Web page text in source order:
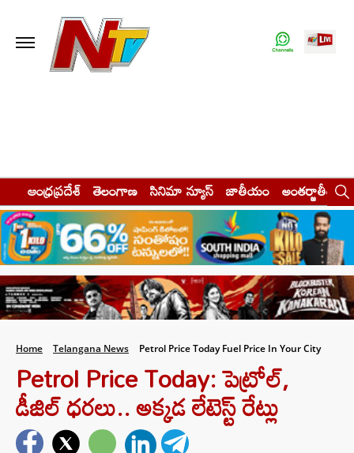
ఆంధ్రప్రదేశ్ తెలంగాణ సినిమా న్యూస్ జాతీయం అంతర్జాతీయం
Home Telangana News Petrol Price Today Fuel Price In Your City
Petrol Price Today: పెట్రోల్,
డీజిల్ ధరలు.. అక్కడ లేటెస్ట్ రేట్లు